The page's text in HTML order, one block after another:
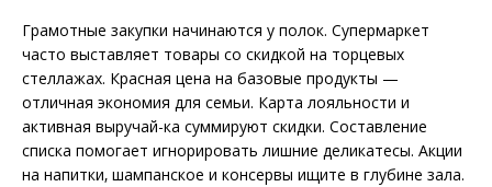
Грамотные закупки начинаются у полок. Супермаркет
часто выставляет товары со скидкой на торцевых
стеллажах. Красная цена на базовые продукты —
отличная экономия для семьи. Карта лояльности и
активная выручай-ка суммируют скидки. Составление
списка помогает игнорировать лишние деликатесы. Акции
на напитки‚ шампанское и консервы ищите в глубине зала.